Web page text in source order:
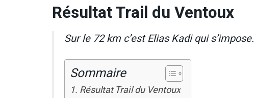
Résultat Trail du Ventoux
Sur le 72 km c’est Elias Kadi qui s’impose.
Sommaire
Résultat Trail du Ventoux